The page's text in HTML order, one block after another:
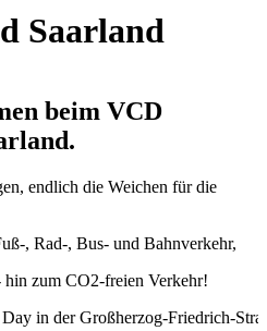
Saarland
beim VCD
endlich die Weichen für die
, Rad-, Bus- und Bahnverkehr,
zum CO2-freien Verkehr!